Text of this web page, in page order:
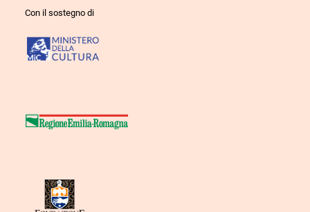
Con il sostegno di